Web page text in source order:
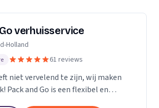
verhuisservice
Holland
61 reviews
niet vervelend te zijn, wij maken
Pack and Go is een flexibel en